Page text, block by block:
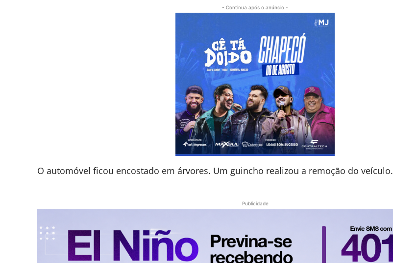
- Continua após o anúncio -
O automóvel ficou encostado em árvores. Um guincho realizou a remoção do veículo.
Publicidade